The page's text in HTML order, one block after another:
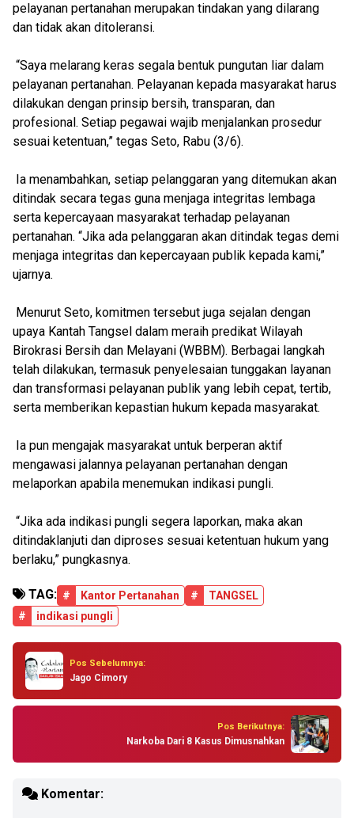
pelayanan pertanahan merupakan tindakan yang dilarang
dan tidak akan ditoleransi.
“Saya melarang keras segala bentuk pungutan liar dalam
pelayanan pertanahan. Pelayanan kepada masyarakat harus
dilakukan dengan prinsip bersih, transparan, dan
profesional. Setiap pegawai wajib menjalankan prosedur
sesuai ketentuan,” tegas Seto, Rabu (3/6).
Ia menambahkan, setiap pelanggaran yang ditemukan akan
ditindak secara tegas guna menjaga integritas lembaga
serta kepercayaan masyarakat terhadap pelayanan
pertanahan. “Jika ada pelanggaran akan ditindak tegas demi
menjaga integritas dan kepercayaan publik kepada kami,”
ujarnya.
Menurut Seto, komitmen tersebut juga sejalan dengan
upaya Kantah Tangsel dalam meraih predikat Wilayah
Birokrasi Bersih dan Melayani (WBBM). Berbagai langkah
telah dilakukan, termasuk penyelesaian tunggakan layanan
dan transformasi pelayanan publik yang lebih cepat, tertib,
serta memberikan kepastian hukum kepada masyarakat.
Ia pun mengajak masyarakat untuk berperan aktif
mengawasi jalannya pelayanan pertanahan dengan
melaporkan apabila menemukan indikasi pungli.
“Jika ada indikasi pungli segera laporkan, maka akan
ditindaklanjuti dan diproses sesuai ketentuan hukum yang
berlaku,” pungkasnya.
TAG: # Kantor Pertanahan #
TANGSEL
#
indikasi pungli
Pos Sebelumnya:
Jago Cimory
Pos Berikutnya:
Narkoba Dari 8 Kasus Dimusnahkan
Komentar: